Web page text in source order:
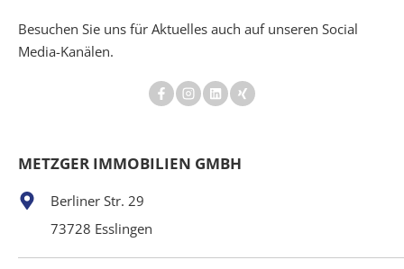
Besuchen Sie uns für Aktuelles auch auf unseren Social
Media-Kanälen.
METZGER IMMOBILIEN GMBH
Berliner Str. 29
73728 Esslingen